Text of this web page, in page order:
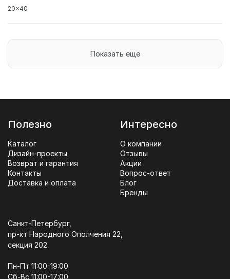
20x40
Показать еще
Полезно
Каталог
Дизайн-проекты
Возврат и гарантия
Контакты
Доставка и оплата
Интересно
О компании
Отзывы
Акции
Вопрос-ответ
Блог
Бренды
Санкт-Петербург,
пр-кт Народного Ополчения 22,
секция 202
Пн-Пт 11:00-19:00
Сб-Вс 11:00-17:00